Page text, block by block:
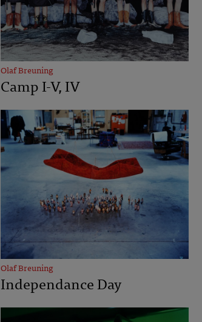
Olaf Breuning
Camp I-V, IV
Olaf Breuning
Independance Day